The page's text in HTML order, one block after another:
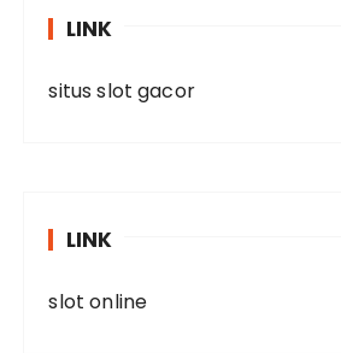
LINK
situs slot gacor
LINK
slot online